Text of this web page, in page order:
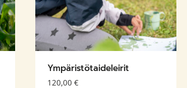
Ympäristötaideleirit
120,00 €